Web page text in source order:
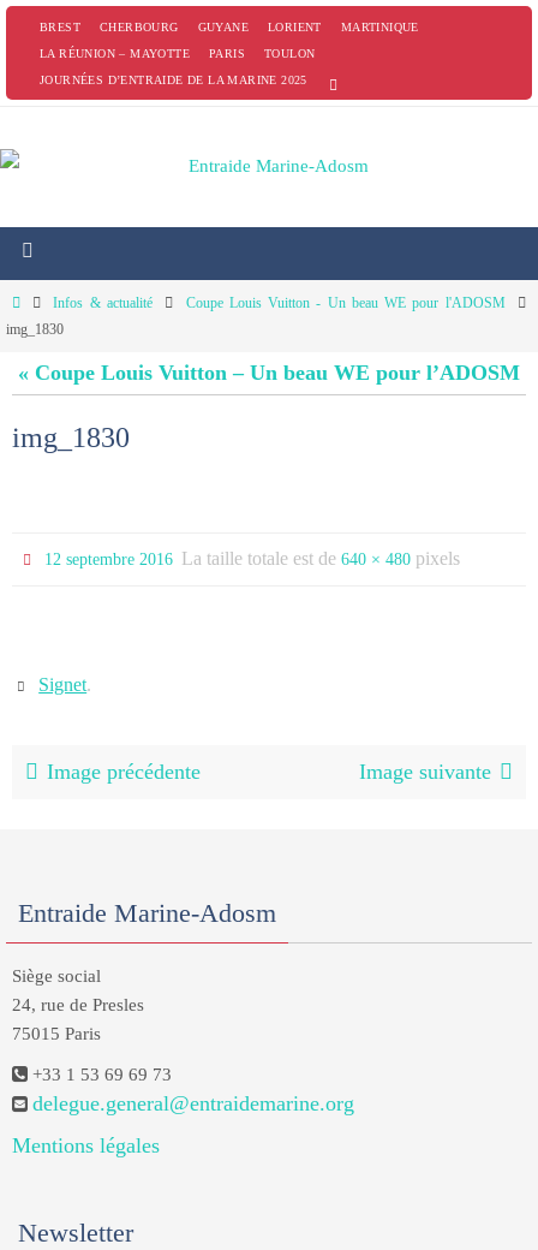
PasserBREST CHERBOURG GUYANE LORIENT
MARTINIQUE
LA RÉUNION – MAYOTTE
PARIS
TOULON
JOURNÉES D’ENTRAIDE DE LA MARINE 2025
HomeInfos & actualité
Coupe Louis Vuitton - Un beau WE pour l'ADOSM
img_1830
« Coupe Louis Vuitton – Un beau WE pour l’ADOSM
img_1830
12 septembre 2016 La taille totale est de640 × 480 pixels
Signet.
Image précédente Image suivante
Entraide Marine-Adosm
Siège social
24, rue de Presles
75015 Paris
+33 1 53 69 69 73
delegue.general@entraidemarine.org
Mentions légales
Newsletter